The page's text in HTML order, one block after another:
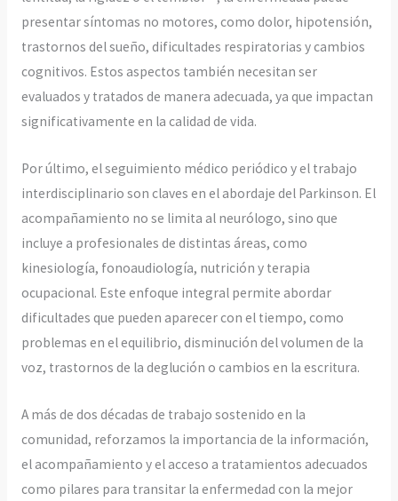
presentar síntomas no motores, como dolor, hipotensión,
trastornos del sueño, dificultades respiratorias y cambios
cognitivos. Estos aspectos también necesitan ser
evaluados y tratados de manera adecuada, ya que impactan
significativamente en la calidad de vida.
Por último, el seguimiento médico periódico y el trabajo
interdisciplinario son claves en el abordaje del Parkinson. El
acompañamiento no se limita al neurólogo, sino que
incluye a profesionales de distintas áreas, como
kinesiología, fonoaudiología, nutrición y terapia
ocupacional. Este enfoque integral permite abordar
dificultades que pueden aparecer con el tiempo, como
problemas en el equilibrio, disminución del volumen de la
voz, trastornos de la deglución o cambios en la escritura.
A más de dos décadas de trabajo sostenido en la
comunidad, reforzamos la importancia de la información,
el acompañamiento y el acceso a tratamientos adecuados
como pilares para transitar la enfermedad con la mejor